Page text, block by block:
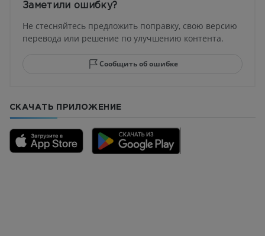
Заметили ошибку?
Не стесняйтесь предложить поправку, свою версию
перевода или решение по улучшению контента.
Сообщить об ошибке
СКАЧАТЬ ПРИЛОЖЕНИЕ